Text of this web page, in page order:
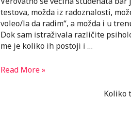
testova, možda iz radoznalosti,
voleo/la da radim“, a možda i u
Dok sam istraživala različite
me je koliko ih postoji i …
Ah,
Read More »
Koliko